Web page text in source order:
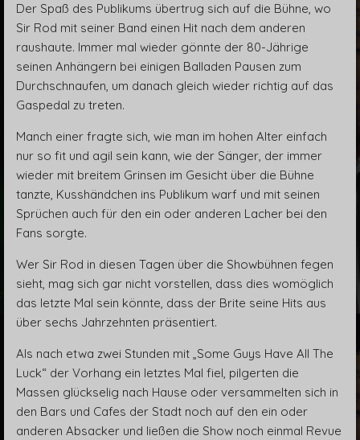
Der Spaß des Publikums übertrug sich auf die Bühne, wo
Sir Rod mit seiner Band einen Hit nach dem anderen
raushaute. Immer mal wieder gönnte der 80-Jährige
seinen Anhängern bei einigen Balladen Pausen zum
Durchschnaufen, um danach gleich wieder richtig auf das
Gaspedal zu treten.
Manch einer fragte sich, wie man im hohen Alter einfach
nur so fit und agil sein kann, wie der Sänger, der immer
wieder mit breitem Grinsen im Gesicht über die Bühne
tanzte, Kusshändchen ins Publikum warf und mit seinen
Sprüchen auch für den ein oder anderen Lacher bei den
Fans sorgte.
Wer Sir Rod in diesen Tagen über die Showbühnen fegen
sieht, mag sich gar nicht vorstellen, dass dies womöglich
das letzte Mal sein könnte, dass der Brite seine Hits aus
über sechs Jahrzehnten präsentiert.
Als nach etwa zwei Stunden mit „Some Guys Have All The
Luck“ der Vorhang ein letztes Mal fiel, pilgerten die
Massen glückselig nach Hause oder versammelten sich in
den Bars und Cafes der Stadt noch auf den ein oder
anderen Absacker und ließen die Show noch einmal Revue